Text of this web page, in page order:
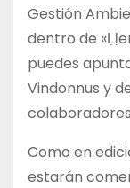
Gestión
dentro de
puedes
Vindonnus y
Como en
estarán